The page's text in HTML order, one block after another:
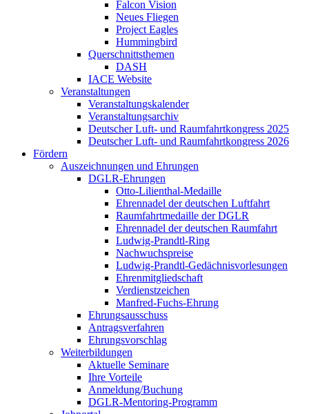
Falcon Vision
Neues Fliegen
Project Eagles
Hummingbird
Querschnittsthemen
DASH
IACE Website
Veranstaltungen
Veranstaltungskalender
Veranstaltungsarchiv
Deutscher Luft- und Raumfahrtkongress 2025
Deutscher Luft- und Raumfahrtkongress 2026
Fördern
Auszeichnungen und Ehrungen
DGLR-Ehrungen
Otto-Lilienthal-Medaille
Ehrennadel der deutschen Luftfahrt
Raumfahrtmedaille der DGLR
Ehrennadel der deutschen Raumfahrt
Ludwig-Prandtl-Ring
Nachwuchspreise
Ludwig-Prandtl-Gedächnisvorlesungen
Ehrenmitgliedschaft
Verdienstzeichen
Manfred-Fuchs-Ehrung
Ehrungsausschuss
Antragsverfahren
Ehrungsvorschlag
Weiterbildungen
Aktuelle Seminare
Ihre Vorteile
Anmeldung/Buchung
DGLR-Mentoring-Programm